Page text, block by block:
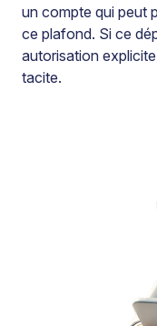
un compte qui peut
ce plafond. Si ce
autorisation
tacite.